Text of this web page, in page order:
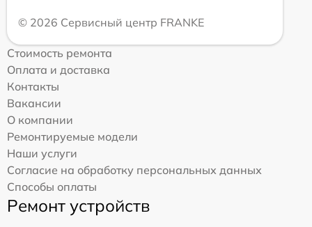
© 2026 Сервисный центр FRANKE
Стоимость ремонта
Оплата и доставка
Контакты
Вакансии
О компании
Ремонтируемые модели
Наши услуги
Согласие на обработку персональных данных
Способы оплаты
Ремонт устройств